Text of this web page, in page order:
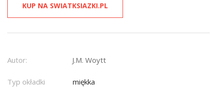
KUP NA SWIATKSIAZKI.PL
Autor: J.M. Woytt
Typ okładki miękka